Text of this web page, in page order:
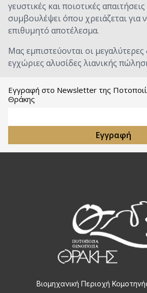
γευστικές και ποιοτικές
συμβουλέψει όπου χρειάζεται για
επιθυμητό αποτέλεσμα.
Μας εμπιστεύονται οι μεγαλύτερες
εγχώριες αλυσίδες λιανικής
Εγγραφή στο Newsletter της
Θράκης
Εγγραφή
Βιομηχανική Περιοχή